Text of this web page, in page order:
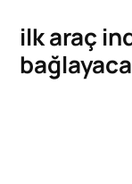
ilk araç